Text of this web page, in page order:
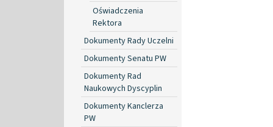
Oświadczenia
Rektora
Dokumenty Rady Uczelni
Dokumenty Senatu PW
Dokumenty Rad
Naukowych Dyscyplin
Dokumenty Kanclerza
PW